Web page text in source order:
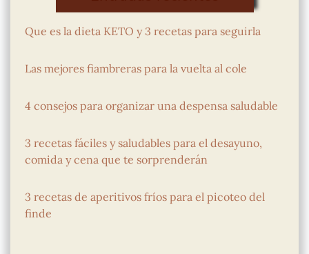
Que es la dieta KETO y 3 recetas para seguirla
Las mejores fiambreras para la vuelta al cole
4 consejos para organizar una despensa saludable
3 recetas fáciles y saludables para el desayuno,
comida y cena que te sorprenderán
3 recetas de aperitivos fríos para el picoteo del
finde